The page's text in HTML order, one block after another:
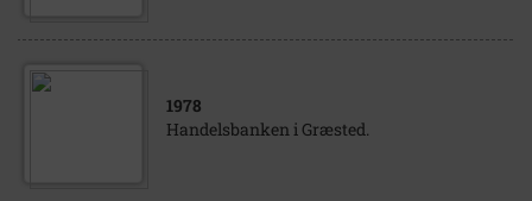
1978
Handelsbanken i Græsted.